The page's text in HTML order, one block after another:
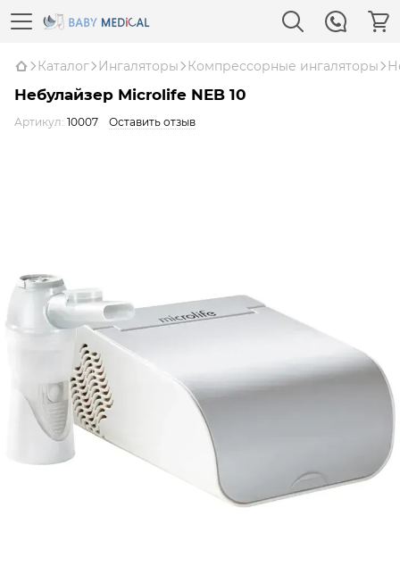
Каталог Ингаляторы Компрессорные ингаляторы
Небулайзер Microlife NEB 10
Артикул: 10007 Оставить отзыв